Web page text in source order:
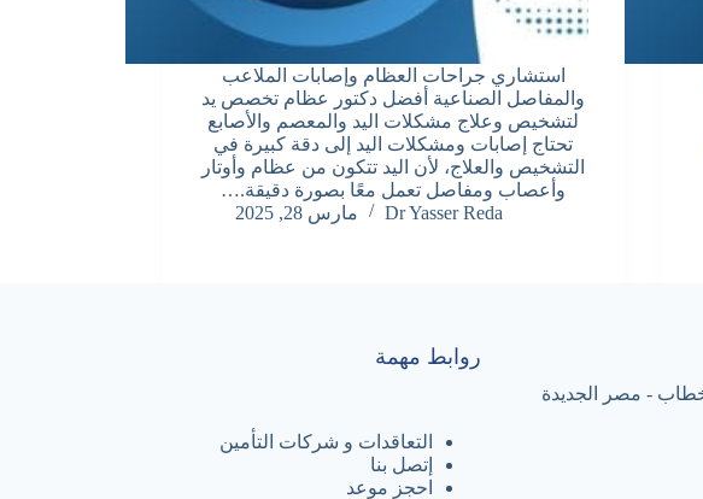
استشاري جراحات العظام وإصابات الملاعب
والمفاصل الصناعية أفضل دكتور عظام تخصص يد
لتشخيص وعلاج مشكلات اليد والمعصم والأصابع
تحتاج إصابات ومشكلات اليد إلى دقة كبيرة في
التشخيص والعلاج، لأن اليد تتكون من عظام وأوتار
وأعصاب ومفاصل تعمل معًا بصورة دقيقة.…
Dr Yasser Reda
مارس 28, 2025
روابط مهمة
التعاقدات و شركات التأمين
إتصل بنا
احجز موعد